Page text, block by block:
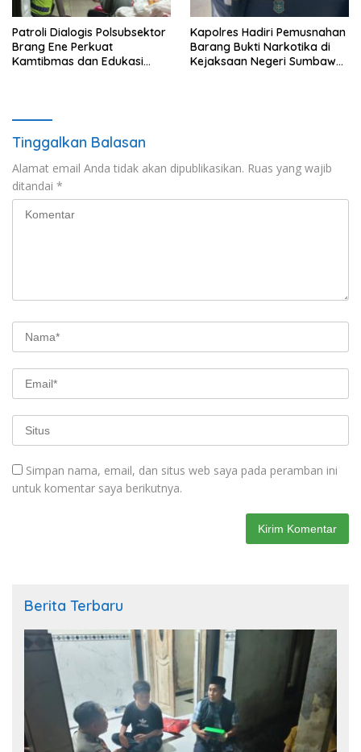
Patroli Dialogis Polsubsektor
Brang Ene Perkuat
Kamtibmas dan Edukasi
Kapolres Hadiri Pemusnahan
Barang Bukti Narkotika di
Kejaksaan Negeri Sumbawa
Tinggalkan Balasan
Alamat email Anda tidak akan dipublikasikan. Ruas yang wajib
ditandai *
Simpan nama, email, dan situs web saya pada peramban ini
untuk komentar saya berikutnya.
Berita Terbaru